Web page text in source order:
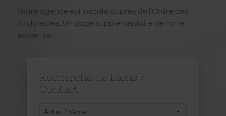
Notre agence est inscrite auprès de l’Ordre des
Architectes. Un gage supplémentaire de notre
expertise.
Recherche de biens /
Contact